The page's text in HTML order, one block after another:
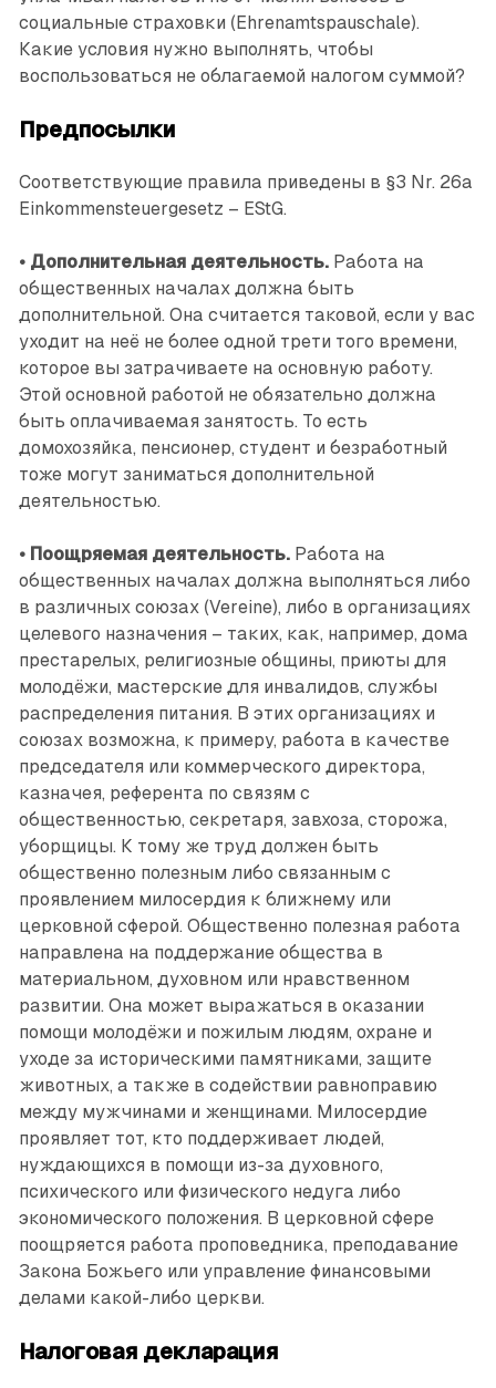
социальные страховки (Ehrenamtspauschale).
Какие условия нужно выполнять, чтобы
воспользоваться не облагаемой налогом суммой?
Предпосылки
Соответствующие правила приведены в §3 Nr. 26a
Einkommensteuergesetz – EStG.
• Дополнительная деятельность.Работа на
общественных началах должна быть
дополнительной. Она считается таковой, если у вас
уходит на неё не более одной трети того времени,
которое вы затрачиваете на основную работу.
Этой основной работой не обязательно должна
быть оплачиваемая занятость. То есть
домохозяйка, пенсионер, студент и безработный
тоже могут заниматься дополнительной
деятельностью.
• Поощряемая деятельность.Работа на
общественных началах должна выполняться либо
в различных союзах ­(Vereine), либо в организациях
целевого назначения – таких, как, например, дома
престарелых, религиозные общины, приюты для
молодёжи, мастерские для инвалидов, службы
распределения питания. В этих организациях и
союзах возможна, к примеру, работа в качестве
председателя или коммерческого директора,
казначея, референта по связям с
общественностью, секретаря, завхоза, сторожа,
уборщицы. К тому же труд должен быть
общественно полезным либо связанным с
проявлением милосердия к ближнему или
церковной сферой. Общественно полезная работа
направлена на поддержание общества в
материальном, духовном или нравственном
развитии. Она может выражаться в оказании
помощи молодёжи и пожилым людям, охране и
уходе за историческими памятниками, защите
животных, а также в содействии равноправию
между мужчинами и женщинами. Милосердие
проявляет тот, кто поддерживает людей,
нуждающихся в помощи из-за духовного,
психического или физического недуга либо
экономического положения. В церковной сфере
поощряется работа проповедника, преподавание
Закона Божьего или управление финансовыми
делами какой-либо церкви.
Налоговая декларация